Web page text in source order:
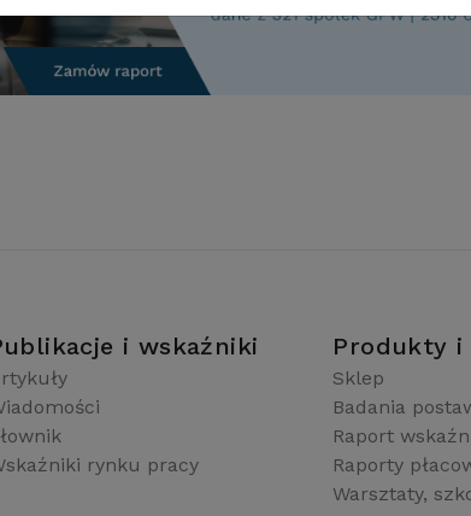
i wskaźniki
rynku pracy
Produkty i
Sklep
Badania
Raport
Raporty
Warsztaty,